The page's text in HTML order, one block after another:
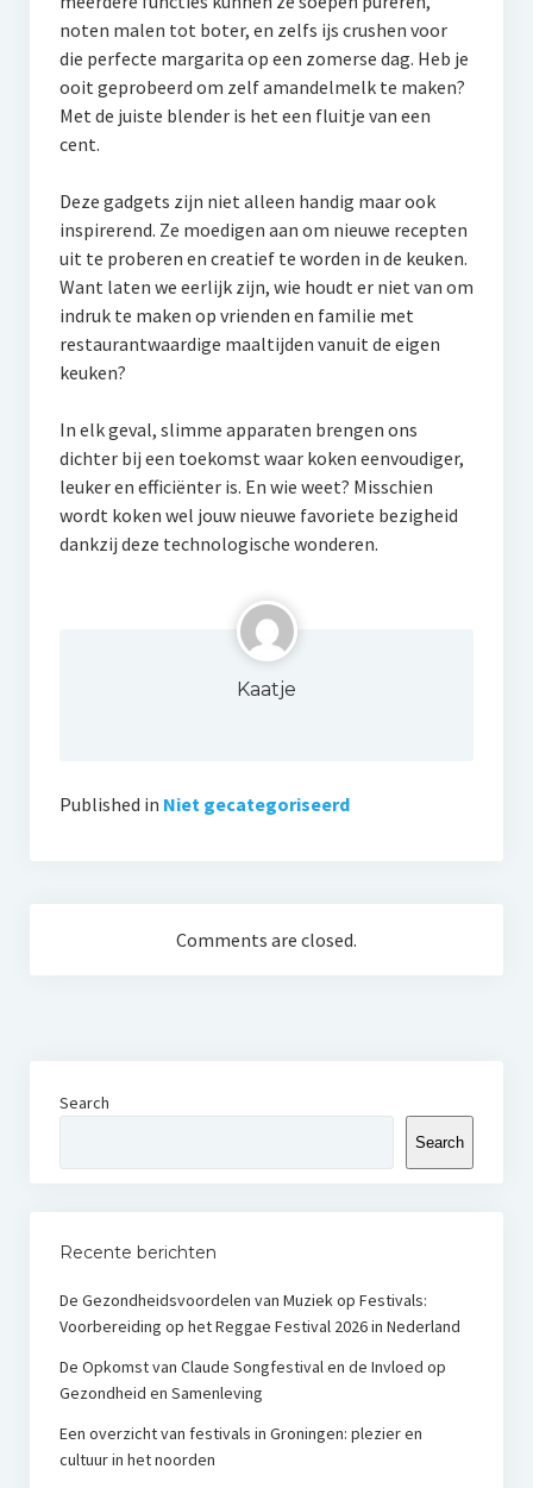
noten malen tot boter, en zelfs ijs crushen voor
die perfecte margarita op een zomerse dag. Heb je
ooit geprobeerd om zelf amandelmelk te maken?
Met de juiste blender is het een fluitje van een
cent.
Deze gadgets zijn niet alleen handig maar ook
inspirerend. Ze moedigen aan om nieuwe recepten
uit te proberen en creatief te worden in de keuken.
Want laten we eerlijk zijn, wie houdt er niet van om
indruk te maken op vrienden en familie met
restaurantwaardige maaltijden vanuit de eigen
keuken?
In elk geval, slimme apparaten brengen ons
dichter bij een toekomst waar koken eenvoudiger,
leuker en efficiënter is. En wie weet? Misschien
wordt koken wel jouw nieuwe favoriete bezigheid
dankzij deze technologische wonderen.
Kaatje
Published in Niet gecategoriseerd
Comments are closed.
Search
Search
Recente berichten
De Gezondheidsvoordelen van Muziek op Festivals:
Voorbereiding op het Reggae Festival 2026 in Nederland
De Opkomst van Claude Songfestival en de Invloed op
Gezondheid en Samenleving
Een overzicht van festivals in Groningen: plezier en
cultuur in het noorden